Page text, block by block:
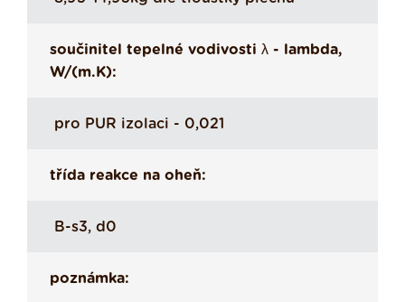
součinitel tepelné vodivosti λ - lambda,
W/(m.K):
pro PUR izolaci - 0,021
třída reakce na oheň:
B-s3, d0
poznámka: